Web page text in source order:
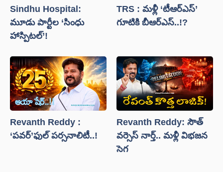
Sindhu Hospital:
మూడు పార్టీల ‘సింధు
హాస్పిటల్’!
TRS : మళ్లీ ‘టీఆర్ఎస్’
గూటికి బీఆర్ఎస్..!?
Revanth Reddy :
‘పవర్’ఫుల్ పర్సనాలిటీ..!
Revanth Reddy: సౌత్
వర్సెస్ నార్త్.. మళ్లీ విభజన
సెగ